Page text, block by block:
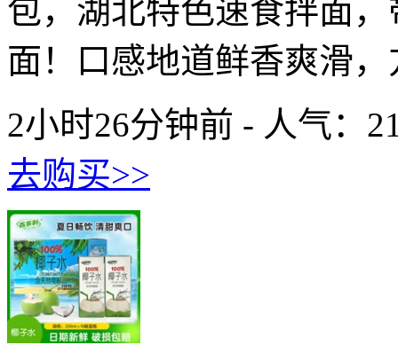
包，湖北特色速食拌面
面！口感地道鲜香爽滑
2小时26分钟前 - 人气：
去购买>>